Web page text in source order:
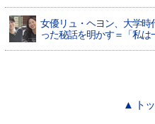
女優リュ・ヘヨン、大学時
った秘話を明かす＝「私は
▲ ト